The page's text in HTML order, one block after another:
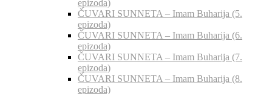
epizoda)
ČUVARI SUNNETA – Imam Buharija (5.
epizoda)
ČUVARI SUNNETA – Imam Buharija (6.
epizoda)
ČUVARI SUNNETA – Imam Buharija (7.
epizoda)
ČUVARI SUNNETA – Imam Buharija (8.
epizoda)